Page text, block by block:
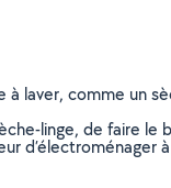
laver, comme un
linge, de faire le
d’électroménager